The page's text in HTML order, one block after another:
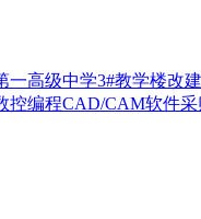
一高级中学3#教学楼改
控编程CAD/CAM软件